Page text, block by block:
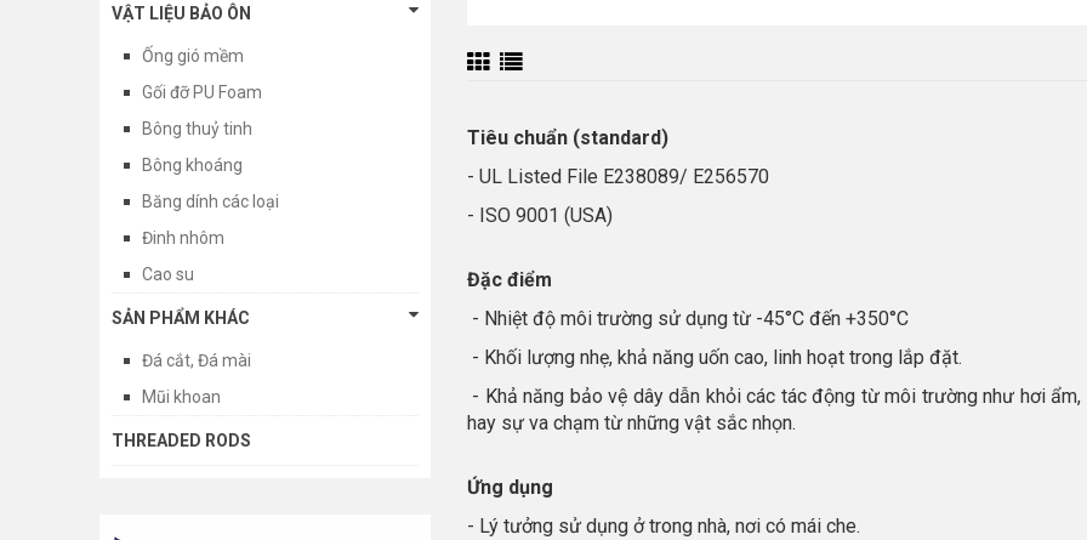
Tiêu chuẩn (standard)
- UL Listed File E238089/ E256570
- ISO 9001 (USA)
Đặc điểm
- Nhiệt độ môi trường sử dụng từ -45°C đến +350°C
- Khối lượng nhẹ, khả năng uốn cao, linh hoạt trong lắp đặt.
- Khả năng bảo vệ dây dẫn khỏi các tác động từ môi trường như hơi
hay sự va chạm từ những vật sắc nhọn.
Ứng dụng
- Lý tưởng sử dụng ở trong nhà, nơi có mái che.
VẬT LIỆU BẢO ÔN
Ống gió mềm
Gối đỡ PU Foam
Bông thuỷ tinh
Bông khoáng
Băng dính các loại
Đinh nhôm
Cao su
SẢN PHẨM KHÁC
Đá cắt, Đá mài
Mũi khoan
THREADED RODS